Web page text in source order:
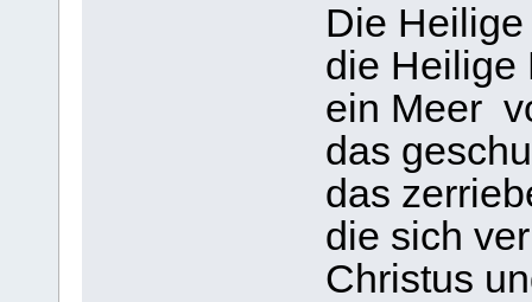
Die
die Heilige
ein Meer
das
das
die sich
Christus